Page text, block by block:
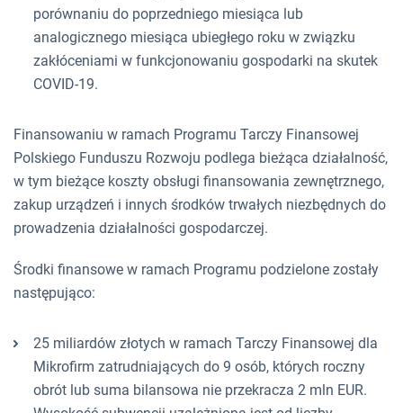
porównaniu do poprzedniego miesiąca lub
analogicznego miesiąca ubiegłego roku w związku
zakłóceniami w funkcjonowaniu gospodarki na skutek
COVID-19.
Finansowaniu w ramach Programu Tarczy Finansowej
Polskiego Funduszu Rozwoju podlega bieżąca działalność,
w tym bieżące koszty obsługi finansowania zewnętrznego,
zakup urządzeń i innych środków trwałych niezbędnych do
prowadzenia działalności gospodarczej.
Środki finansowe w ramach Programu podzielone zostały
następująco:
25 miliardów złotych w ramach Tarczy Finansowej dla
Mikrofirm zatrudniających do 9 osób, których roczny
obrót lub suma bilansowa nie przekracza 2 mln EUR.